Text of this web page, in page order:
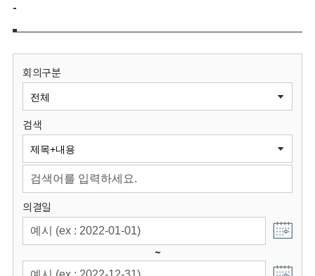
보
원
회
-
회의구분
검색
의결일
~